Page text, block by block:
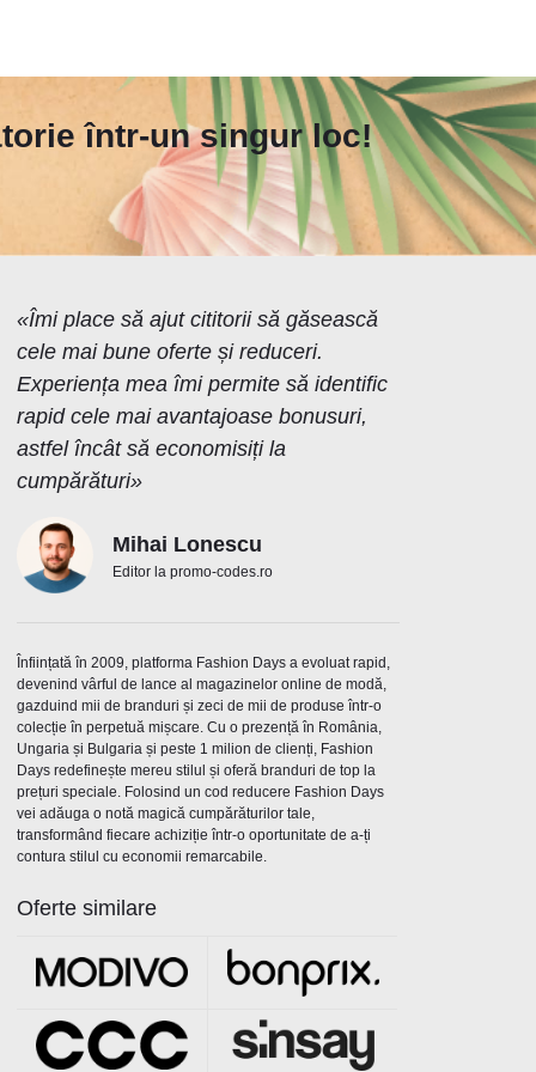
într-un singur loc!
«Îmi place să ajut cititorii să găsească
cele mai bune oferte și reduceri.
Experiența mea îmi permite să identific
rapid cele mai avantajoase bonusuri,
astfel încât să economisiți la
cumpărături»
Mihai Lonescu
Editor la promo-codes.ro
Înființată în 2009, platforma Fashion Days a evoluat rapid,
devenind vârful de lance al magazinelor online de modă,
gazduind mii de branduri și zeci de mii de produse într-o
colecție în perpetuă mișcare. Cu o prezență în România,
Ungaria și Bulgaria și peste 1 milion de clienți, Fashion
Days redefinește mereu stilul și oferă branduri de top la
prețuri speciale. Folosind un cod reducere Fashion Days
vei adăuga o notă magică cumpărăturilor tale,
transformând fiecare achiziție într-o oportunitate de a-ți
contura stilul cu economii remarcabile.
Oferte similare